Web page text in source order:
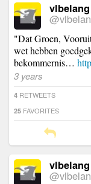
vlbelang
"Dat Groen,
wet hebben
bekommernis…
3 years
4 RETWEETS
25 FAVORITES
vlbelang